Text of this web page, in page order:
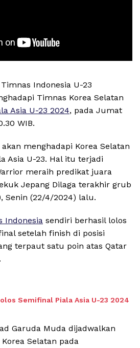
Indonesia U-23
Timnas Korea Selatan
Asia U-23 2024, pada Jumat
WIB.
menghadapi Korea Selatan
Asia U-23. Hal itu terjadi
meraih predikat juara
Jepang Dilaga terakhir grub
Senin (22/4/2024) lalu.
Indonesia sendiri berhasil lolos
setelah finish di posisi
terpaut satu poin atas Qatar
Semifinal Piala Asia U-23 2024
Garuda Muda dijadwalkan
Selatan pada